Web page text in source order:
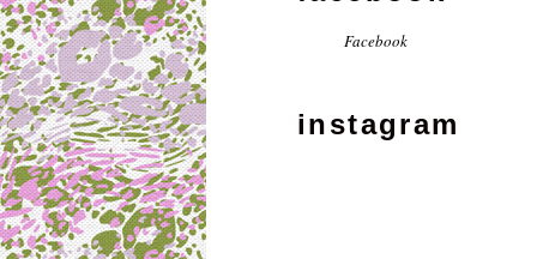
Facebook
instagram